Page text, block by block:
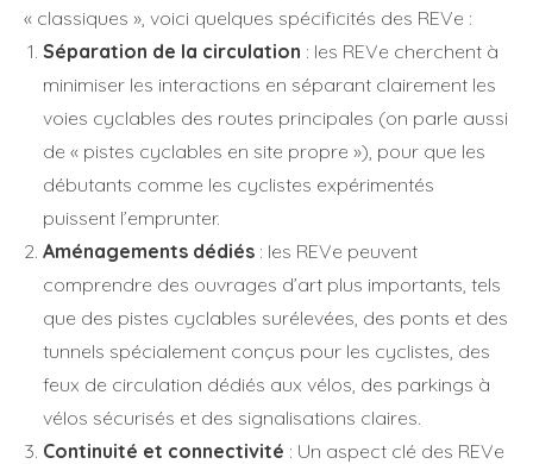
« classiques », voici quelques spécificités des REVe :
Séparation de la circulation : les REVe cherchent à
minimiser les interactions en séparant clairement les
voies cyclables des routes principales (on parle aussi
de « pistes cyclables en site propre »), pour que les
débutants comme les cyclistes expérimentés
puissent l’emprunter.
Aménagements dédiés : les REVe peuvent
comprendre des ouvrages d’art plus importants, tels
que des pistes cyclables surélevées, des ponts et des
tunnels spécialement conçus pour les cyclistes, des
feux de circulation dédiés aux vélos, des parkings à
vélos sécurisés et des signalisations claires.
Continuité et connectivité : Un aspect clé des REVe